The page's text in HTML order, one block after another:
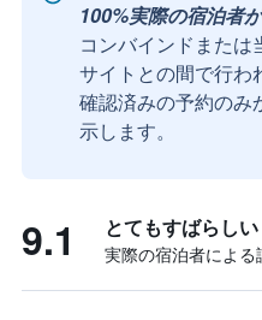
100%実際の宿泊者が
コンバインドまたは
サイトとの間で行わ
確認済みの予約のみ
示します。
9.1 とてもすばらしい
実際の宿泊者によ